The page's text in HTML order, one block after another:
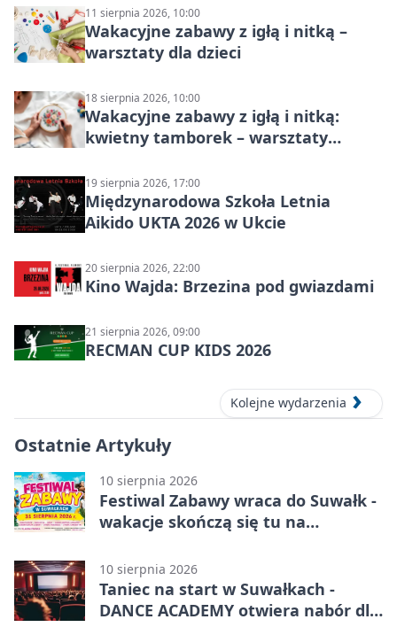
11 sierpnia 2026, 10:00
Wakacyjne zabawy z igłą i nitką –
warsztaty dla dzieci
18 sierpnia 2026, 10:00
Wakacyjne zabawy z igłą i nitką:
kwietny tamborek – warsztaty
19 sierpnia 2026, 17:00
Międzynarodowa Szkoła Letnia
Aikido UKTA 2026 w Ukcie
20 sierpnia 2026, 22:00
Kino Wajda: Brzezina pod gwiazdami
21 sierpnia 2026, 09:00
RECMAN CUP KIDS 2026
Kolejne wydarzenia
Ostatnie Artykuły
10 sierpnia 2026
Festiwal Zabawy wraca do Suwałk -
wakacje skończą się tu na
10 sierpnia 2026
Taniec na start w Suwałkach -
DANCE ACADEMY otwiera nabór dla